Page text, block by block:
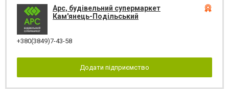
Арс, будівельний супермаркет
Кам'янець-Подільський
+380(3849)7-43-58
Додати підприємство